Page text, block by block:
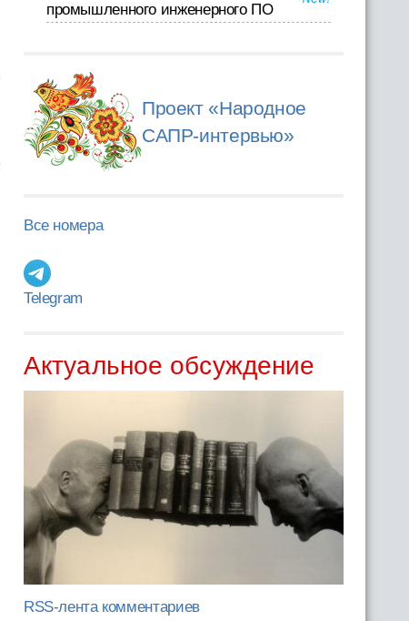
промышленного инженерного ПО
Проект «Народное
САПР-интервью»
Все номера
Telegram
Актуальное обсуждение
RSS-лента комментариев